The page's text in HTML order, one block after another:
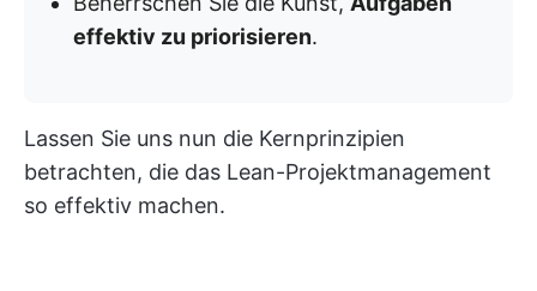
effektiv zu priorisieren.
Lassen Sie uns nun die Kernprinzipien
betrachten, die das Lean-Projektmanagement
so effektiv machen.